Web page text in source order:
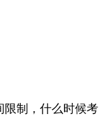
限制，什么时候考